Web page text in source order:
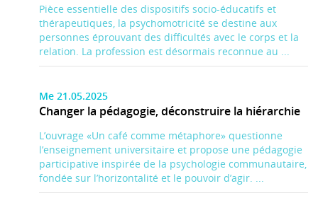
Pièce essentielle des dispositifs socio-éducatifs et
thérapeutiques, la psychomotricité se destine aux
personnes éprouvant des difficultés avec le corps et la
relation. La profession est désormais reconnue au ...
Me 21.05.2025
Changer la pédagogie, déconstruire la hiérarchie
L’ouvrage «Un café comme métaphore» questionne
l’enseignement universitaire et propose une pédagogie
participative inspirée de la psychologie communautaire,
fondée sur l’horizontalité et le pouvoir d’agir. ...